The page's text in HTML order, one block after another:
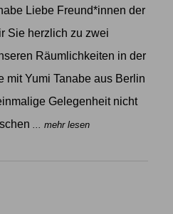
Liebe Freund*innen der
Sie herzlich zu zwei
Räumlichkeiten in der
mit Yumi Tanabe aus Berlin
Gelegenheit nicht
... mehr lesen